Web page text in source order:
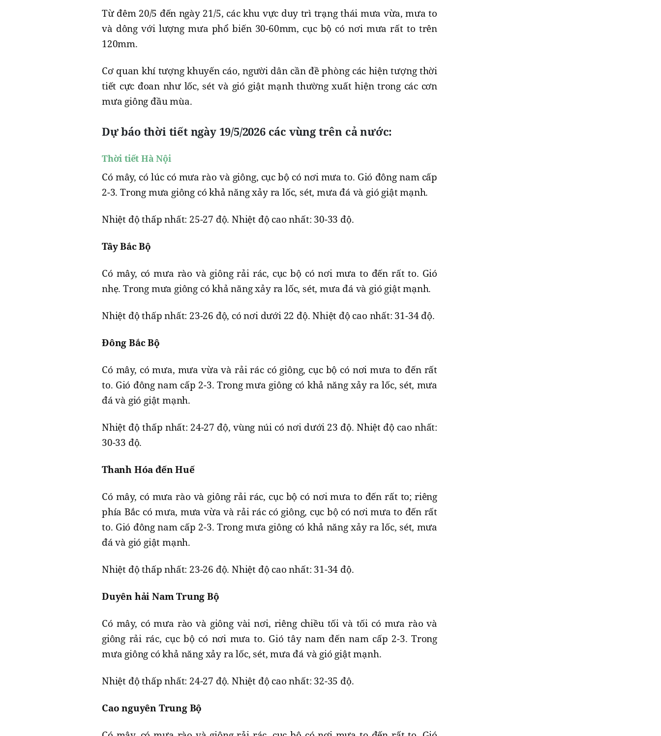
Từ đêm 20/5 đến ngày 21/5, các khu vực duy trì trạng thái mưa vừa, mưa to
và dông với lượng mưa phổ biến 30-60mm, cục bộ có nơi mưa rất to trên
120mm.
Cơ quan khí tượng khuyến cáo, người dân cần đề phòng các hiện tượng thời
tiết cực đoan như lốc, sét và gió giật mạnh thường xuất hiện trong các cơn
mưa giông đầu mùa.
Dự báo thời tiết ngày 19/5/2026 các vùng trên cả nước:
Thời tiết Hà Nội
Có mây, có lúc có mưa rào và giông, cục bộ có nơi mưa to. Gió đông nam cấp
2-3. Trong mưa giông có khả năng xảy ra lốc, sét, mưa đá và gió giật mạnh.
Nhiệt độ thấp nhất: 25-27 độ. Nhiệt độ cao nhất: 30-33 độ.
Tây Bắc Bộ
Có mây, có mưa rào và giông rải rác, cục bộ có nơi mưa to đến rất to. Gió
nhẹ. Trong mưa giông có khả năng xảy ra lốc, sét, mưa đá và gió giật mạnh.
Nhiệt độ thấp nhất: 23-26 độ, có nơi dưới 22 độ. Nhiệt độ cao nhất: 31-34 độ.
Đông Bắc Bộ
Có mây, có mưa, mưa vừa và rải rác có giông, cục bộ có nơi mưa to đến rất
to. Gió đông nam cấp 2-3. Trong mưa giông có khả năng xảy ra lốc, sét, mưa
đá và gió giật mạnh.
Nhiệt độ thấp nhất: 24-27 độ, vùng núi có nơi dưới 23 độ. Nhiệt độ cao nhất:
30-33 độ.
Thanh Hóa đến Huế
Có mây, có mưa rào và giông rải rác, cục bộ có nơi mưa to đến rất to; riêng
phía Bắc có mưa, mưa vừa và rải rác có giông, cục bộ có nơi mưa to đến rất
to. Gió đông nam cấp 2-3. Trong mưa giông có khả năng xảy ra lốc, sét, mưa
đá và gió giật mạnh.
Nhiệt độ thấp nhất: 23-26 độ. Nhiệt độ cao nhất: 31-34 độ.
Duyên hải Nam Trung Bộ
Có mây, có mưa rào và giông vài nơi, riêng chiều tối và tối có mưa rào và
giông rải rác, cục bộ có nơi mưa to. Gió tây nam đến nam cấp 2-3. Trong
mưa giông có khả năng xảy ra lốc, sét, mưa đá và gió giật mạnh.
Nhiệt độ thấp nhất: 24-27 độ. Nhiệt độ cao nhất: 32-35 độ.
Cao nguyên Trung Bộ